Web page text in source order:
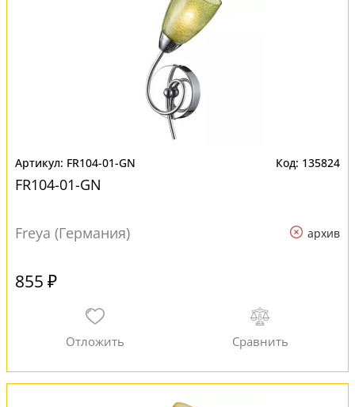
FR104-01-GN 135824
FR104-01-GN
Freya (Германия) архив
855 ₽